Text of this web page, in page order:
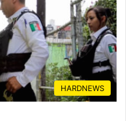
HARDNEWS